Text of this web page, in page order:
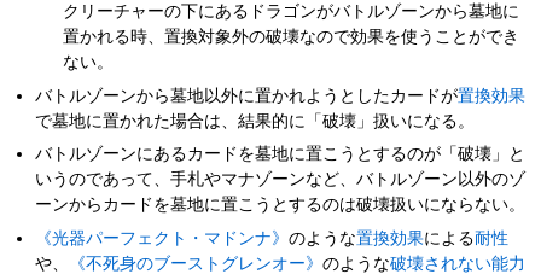
クリーチャーの下にあるドラゴンがバトルゾーンから墓地に
置かれる時、置換対象外の破壊なので効果を使うことができ
ない。
バトルゾーンから墓地以外に置かれようとしたカードが置換効果
で墓地に置かれた場合は、結果的に「破壊」扱いになる。
バトルゾーンにあるカードを墓地に置こうとするのが「破壊」と
いうのであって、手札やマナゾーンなど、バトルゾーン以外のゾ
ーンからカードを墓地に置こうとするのは破壊扱いにならない。
《光器パーフェクト・マドンナ》のような置換効果による耐性
や、
《不死身のブーストグレンオー》のような破壊されない能力